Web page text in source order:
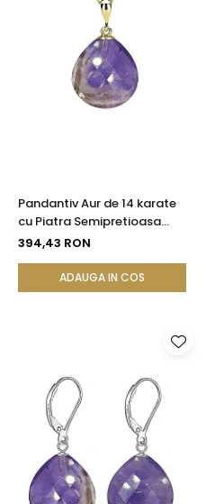
Pandantiv Aur de 14 karate
cu Piatra Semipretioasa
Naturala de Ametist
394,43 RON
ADAUGA IN COS